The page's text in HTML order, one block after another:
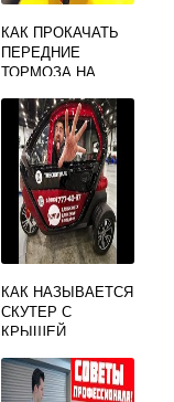
КАК ПРОКАЧАТЬ
ПЕРЕДНИЕ
ТОРМОЗА НА
СТЕЛС ЛЕОПАРД
КАК НАЗЫВАЕТСЯ
СКУТЕР С
КРЫШЕЙ